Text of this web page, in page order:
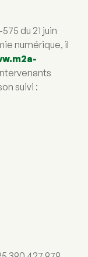
du 21 juin
numérique, il
suivi :